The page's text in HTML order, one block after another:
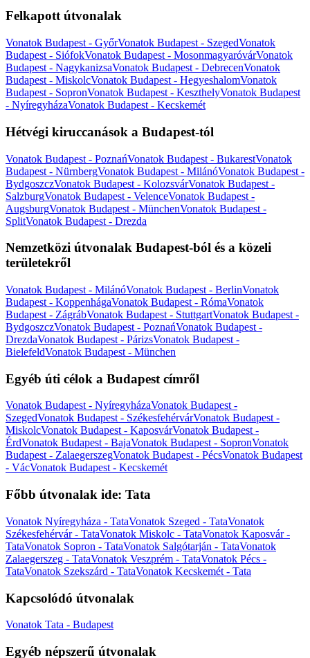
Felkapott útvonalak
Vonatok Budapest - GyőrVonatok Budapest - SzegedVonatok
Budapest - SiófokVonatok Budapest - MosonmagyaróvárVonatok
Budapest - NagykanizsaVonatok Budapest - DebrecenVonatok
Budapest - MiskolcVonatok Budapest - HegyeshalomVonatok
Budapest - SopronVonatok Budapest - KeszthelyVonatok Budapest
- NyíregyházaVonatok Budapest - Kecskemét
Hétvégi kiruccanások a Budapest-tól
Vonatok Budapest - PoznańVonatok Budapest - BukarestVonatok
Budapest - NürnbergVonatok Budapest - MilánóVonatok Budapest -
BydgoszczVonatok Budapest - KolozsvárVonatok Budapest -
SalzburgVonatok Budapest - VelenceVonatok Budapest -
AugsburgVonatok Budapest - MünchenVonatok Budapest -
SplitVonatok Budapest - Drezda
Nemzetközi útvonalak Budapest-ból és a közeli
területekről
Vonatok Budapest - MilánóVonatok Budapest - BerlinVonatok
Budapest - KoppenhágaVonatok Budapest - RómaVonatok
Budapest - ZágrábVonatok Budapest - StuttgartVonatok Budapest -
BydgoszczVonatok Budapest - PoznańVonatok Budapest -
DrezdaVonatok Budapest - PárizsVonatok Budapest -
BielefeldVonatok Budapest - München
Egyéb úti célok a Budapest címről
Vonatok Budapest - NyíregyházaVonatok Budapest -
SzegedVonatok Budapest - SzékesfehérvárVonatok Budapest -
MiskolcVonatok Budapest - KaposvárVonatok Budapest -
ÉrdVonatok Budapest - BajaVonatok Budapest - SopronVonatok
Budapest - ZalaegerszegVonatok Budapest - PécsVonatok Budapest
- VácVonatok Budapest - Kecskemét
Főbb útvonalak ide: Tata
Vonatok Nyíregyháza - TataVonatok Szeged - TataVonatok
Székesfehérvár - TataVonatok Miskolc - TataVonatok Kaposvár -
TataVonatok Sopron - TataVonatok Salgótarján - TataVonatok
Zalaegerszeg - TataVonatok Veszprém - TataVonatok Pécs -
TataVonatok Szekszárd - TataVonatok Kecskemét - Tata
Kapcsolódó útvonalak
Vonatok Tata - Budapest
Egyéb népszerű útvonalak